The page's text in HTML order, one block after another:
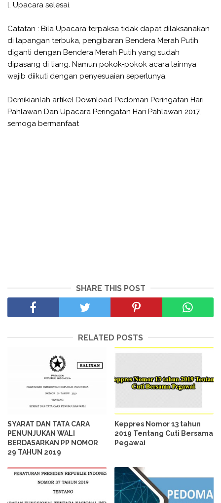
l. Upacara selesai.
Catatan : Bila Upacara terpaksa tidak dapat dilaksanakan
di lapangan terbuka, pengibaran Bendera Merah Putih
diganti dengan Bendera Merah Putih yang sudah
dipasang di tiang. Namun pokok-pokok acara lainnya
wajib diikuti dengan penyesuaian seperlunya.
Demikianlah artikel Download Pedoman Peringatan Hari
Pahlawan Dan Upacara Peringatan Hari Pahlawan 2017,
semoga bermanfaat
SHARE THIS POST
RELATED POSTS
SYARAT DAN TATA CARA
PENUNJUKAN WALI
BERDASARKAN PP NOMOR
29 TAHUN 2019
Keppres Nomor 13 tahun
2019 Tentang Cuti Bersama
Pegawai